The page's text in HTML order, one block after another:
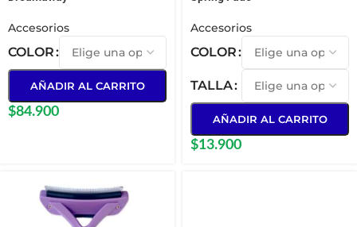
Accesorios
COLOR
AÑADIR AL CARRITO
$84.900
Accesorios
COLOR
TALLA
AÑADIR AL CARRITO
$13.900